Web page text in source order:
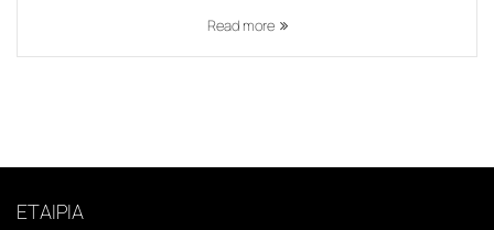
Read more
ΕΤΑΙΡΙΑ